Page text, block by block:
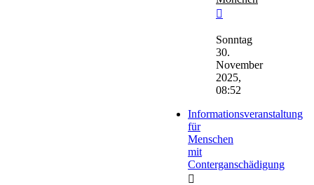
Beitrag
Sonntag
30.
November
2025,
08:52
Informationsveranstaltung
für
Menschen
mit
Conterganschädigung